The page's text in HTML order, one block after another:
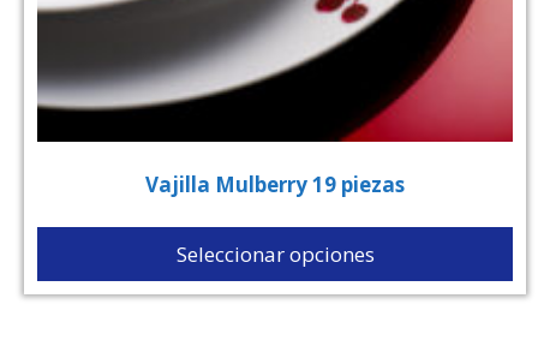
Vajilla Mulberry 19 piezas
Seleccionar opciones